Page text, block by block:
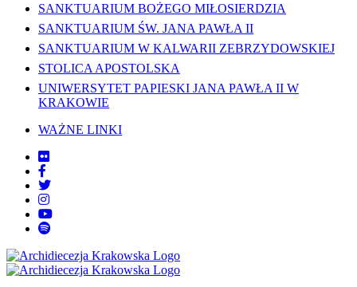
SANKTUARIUM BOŻEGO MIŁOSIERDZIA
SANKTUARIUM ŚW. JANA PAWŁA II
SANKTUARIUM W KALWARII ZEBRZYDOWSKIEJ
STOLICA APOSTOLSKA
UNIWERSYTET PAPIESKI JANA PAWŁA II W
KRAKOWIE
WAŻNE LINKI